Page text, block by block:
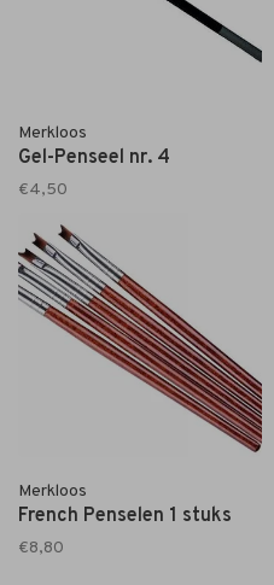
Merkloos
Gel-Penseel nr. 4
€4,50
Merkloos
French Penselen 1 stuks
€8,80